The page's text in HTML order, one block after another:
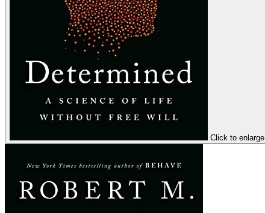
Click to enlarge